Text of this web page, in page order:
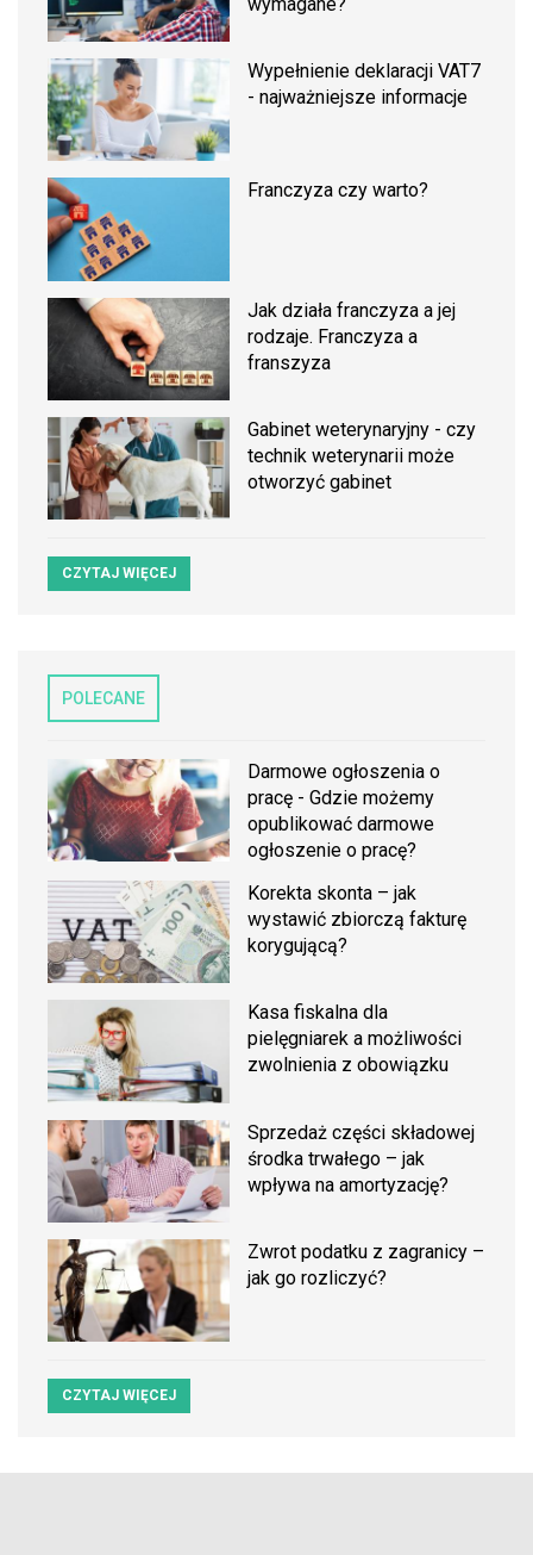
Wypełnienie deklaracji VAT7
- najważniejsze informacje
Franczyza czy warto?
Jak działa franczyza a jej
rodzaje. Franczyza a
franszyza
Gabinet weterynaryjny - czy
technik weterynarii może
otworzyć gabinet
CZYTAJ WIĘCEJ
POLECANE
Darmowe ogłoszenia o
pracę - Gdzie możemy
opublikować darmowe
ogłoszenie o pracę?
Korekta skonta – jak
wystawić zbiorczą fakturę
korygującą?
Kasa fiskalna dla
pielęgniarek a możliwości
zwolnienia z obowiązku
Sprzedaż części składowej
środka trwałego – jak
wpływa na amortyzację?
Zwrot podatku z zagranicy –
jak go rozliczyć?
CZYTAJ WIĘCEJ